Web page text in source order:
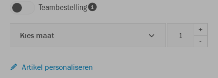
Teambestelling
Kies maat
+
-
Artikel personaliseren